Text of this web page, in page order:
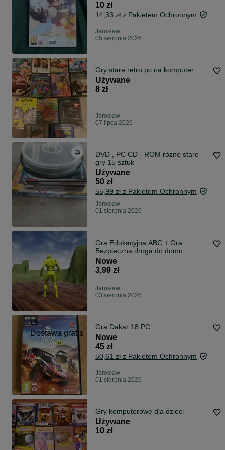
10 zł
14,33 zł z Pakietem Ochronnym
Jarosław
05 sierpnia 2026
Gry stare retro pc na komputer
Używane
8 zł
Jarosław
07 lipca 2026
DVD , PC CD - ROM różne stare
gry 15 sztuk
Używane
50 zł
55,99 zł z Pakietem Ochronnym
Jarosław
01 sierpnia 2026
Gra Edukacyjna ABC + Gra
Bezpieczna droga do domu
Nowe
3,99 zł
Jarosław
03 sierpnia 2026
Dostawa gratis
Gra Dakar 18 PC
Nowe
45 zł
50,61 zł z Pakietem Ochronnym
Jarosław
01 sierpnia 2026
Gry komputerowe dla dzieci
Używane
10 zł